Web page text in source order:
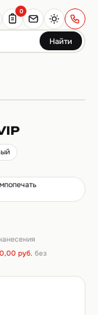
Найти
0
руб. без